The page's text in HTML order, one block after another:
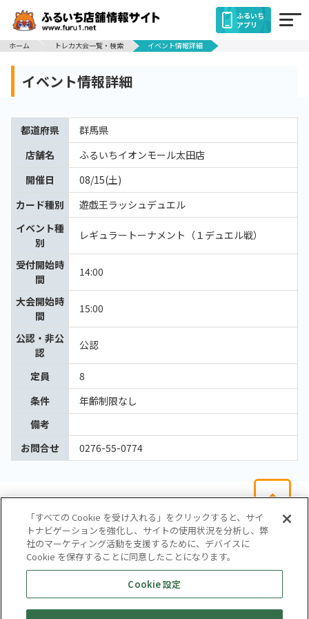
ふるいち
アプリ
ホーム
トレカ大会一覧・検索 イベント情報詳細
イベント情報詳細
都道府県
群馬県
店舗名
ふるいちイオンモール太田店
開催日
08/15(土)
カード種別
遊戯王ラッシュデュエル
イベント種
別
レギュラートーナメント（１デュエル戦）
受付開始時
間
14:00
大会開始時
間
15:00
公認・非公
認
公認
定員
8
条件
年齢制限なし
備考
お問合せ
0276-55-0774
会社概要
サイトマップ
お問い合わせ
個人情報保護方針
株式会社テイツー
「すべての Cookie を受け入れる」をクリックすると、サイ
トナビゲーションを強化し、サイトの使用状況を分析し、弊
社のマーケティング活動を支援するために、デバイスに
Cookie を保存することに同意したことになります。
Cookie 設定